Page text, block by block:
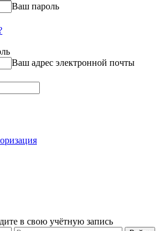
Ваш пароль
Ваш адрес электронной почты
в свою учётную запись